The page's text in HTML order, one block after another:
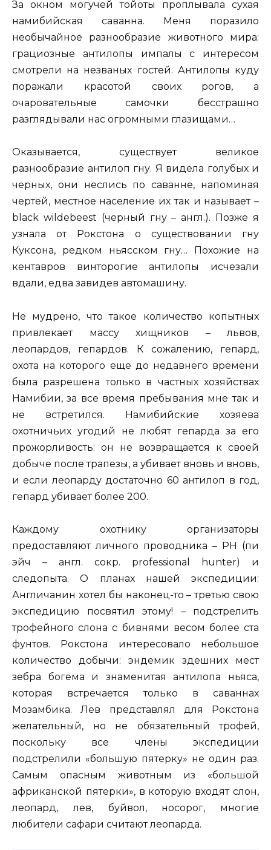
За окном могучей тойоты проплывала сухая
намибийская саванна. Меня поразило
необычайное разнообразие животного мира:
грациозные антилопы импалы с интересом
смотрели на незваных гостей. Антилопы куду
поражали красотой своих рогов, а
очаровательные самочки бесстрашно
разглядывали нас огромными глазищами…
Оказывается, существует великое
разнообразие антилоп гну. Я видела голубых и
черных, они неслись по саванне, напоминая
чертей, местное население их так и называет –
black wildebeest (черный гну – англ.). Позже я
узнала от Рокстона о существовании гну
Куксона, редком ньясском гну… Похожие на
кентавров винторогие антилопы исчезали
вдали, едва завидев автомашину.
Не мудрено, что такое количество копытных
привлекает массу хищников – львов,
леопардов, гепардов. К сожалению, гепард,
охота на которого еще до недавнего времени
была разрешена только в частных хозяйствах
Намибии, за все время пребывания мне так и
не встретился. Намибийские хозяева
охотничьих угодий не любят гепарда за его
прожорливость: он не возвращается к своей
добыче после трапезы, а убивает вновь и вновь,
и если леопарду достаточно 60 антилоп в год,
гепард убивает более 200.
Каждому охотнику организаторы
предоставляют личного проводника – PH (пи
эйч – англ. cокр. professional hunter) и
следопыта. О планах нашей экспедиции:
Англичанин хотел бы наконец-то – третью свою
экспедицию посвятил этому! – подстрелить
трофейного слона с бивнями весом более ста
фунтов. Рокстона интересовало небольшое
количество добычи: эндемик здешних мест
зебра богема и знаменитая антилопа ньяса,
которая встречается только в саваннах
Мозамбика. Лев представлял для Рокстона
желательный, но не обязательный трофей,
поскольку все члены экспедиции
подстрелили «большую пятерку» не один раз.
Самым опасным животным из «большой
африканской пятерки», в которую входят слон,
леопард, лев, буйвол, носорог, многие
любители сафари считают леопарда.